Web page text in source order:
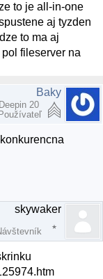
to je all-in-one
aj tyzden
to ma aj
fileserver na
Baky
20
Používateľ
skywaker